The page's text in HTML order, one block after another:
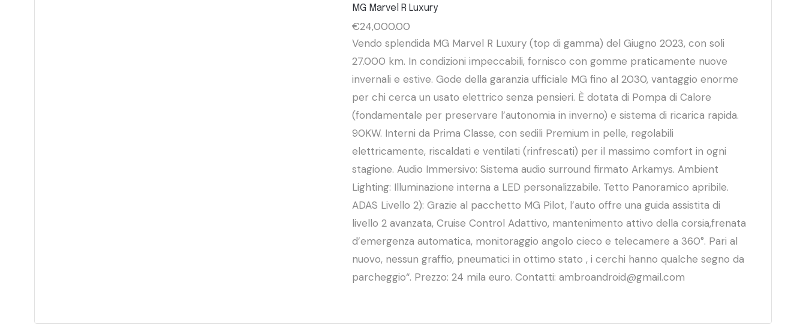
MG Marvel R Luxury
€24,000.00
Vendo splendida MG Marvel R Luxury (top di gamma) del Giugno 2023, con soli
27.000 km. In condizioni impeccabili, fornisco con gomme praticamente nuove
invernali e estive. Gode della garanzia ufficiale MG fino al 2030, vantaggio enorme
per chi cerca un usato elettrico senza pensieri. È dotata di Pompa di Calore
(fondamentale per preservare l’autonomia in inverno) e sistema di ricarica rapida.
90KW. Interni da Prima Classe, con sedili Premium in pelle, regolabili
elettricamente, riscaldati e ventilati (rinfrescati) per il massimo comfort in ogni
stagione. Audio Immersivo: Sistema audio surround firmato Arkamys. Ambient
Lighting: Illuminazione interna a LED personalizzabile. Tetto Panoramico apribile.
ADAS Livello 2): Grazie al pacchetto MG Pilot, l’auto offre una guida assistita di
livello 2 avanzata, Cruise Control Adattivo, mantenimento attivo della corsia,frenata
d’emergenza automatica, monitoraggio angolo cieco e telecamere a 360°. Pari al
nuovo, nessun graffio, pneumatici in ottimo stato , i cerchi hanno qualche segno da
parcheggio“. Prezzo: 24 mila euro. Contatti: ambroandroid@gmail.com